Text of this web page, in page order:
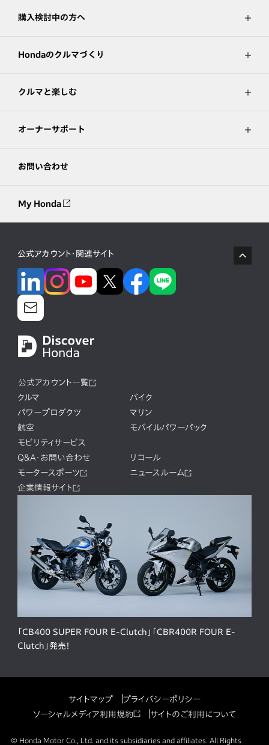
購入検討中の方へ
Hondaのクルマづくり
クルマと楽しむ
オーナーサポート
お問い合わせ
My Honda
公式アカウント・関連サイト
公式アカウント一覧
クルマ
バイク
パワープロダクツ
マリン
航空
モバイルパワーパック
モビリティサービス
Q&A・お問い合わせ
リコール
モータースポーツ
ニュースルーム
企業情報サイト
「CB400 SUPER FOUR E-Clutch」「CBR400R FOUR E-
Clutch」発売！
サイトマップ
プライバシーポリシー
ソーシャルメディア利用規約
サイトのご利用について
© Honda Motor Co., Ltd. and its subsidiaries and affiliates. All Rights